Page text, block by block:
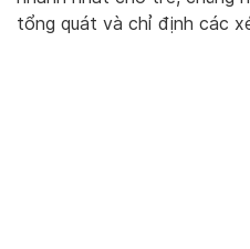
tổng quát và chỉ định các